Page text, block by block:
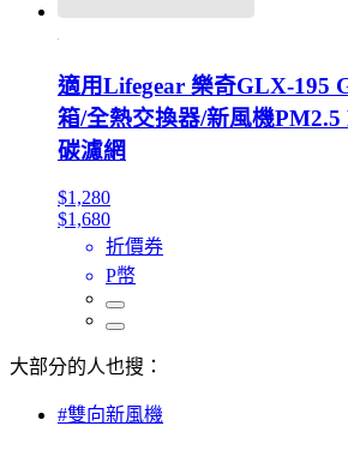
適用Lifegear 樂奇GLX-195
箱/全熱交換器/新風機
碳濾網
$1,280
$1,680
折價券
P幣
大部分的人也搜：
#雙向新風機